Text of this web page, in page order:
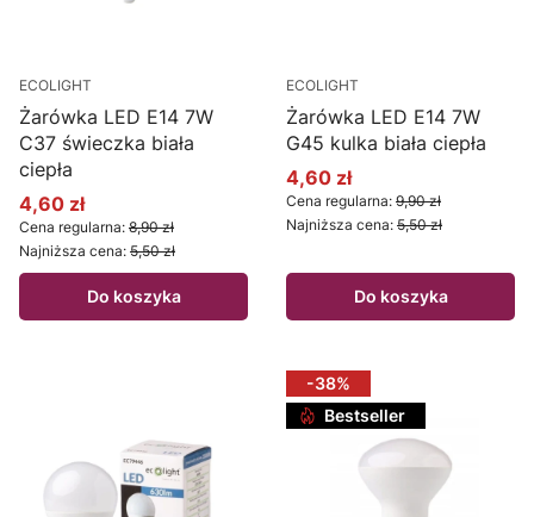
ECOLIGHT
Żarówka LED E14 7W
C37 świeczka biała
ciepła
Cena promocyjna
4,60 zł
Cena regularna: 8,90 zł
Najniższa cena: 5,50 zł
Do koszyka
ECOLIGHT
Żarówka LED E14 7W
G45 kulka biała ciepła
Cena promocyjna
4,60 zł
Cena regularna: 9,90 zł
Najniższa cena: 5,50 zł
Do koszyka
-38%
Bestseller